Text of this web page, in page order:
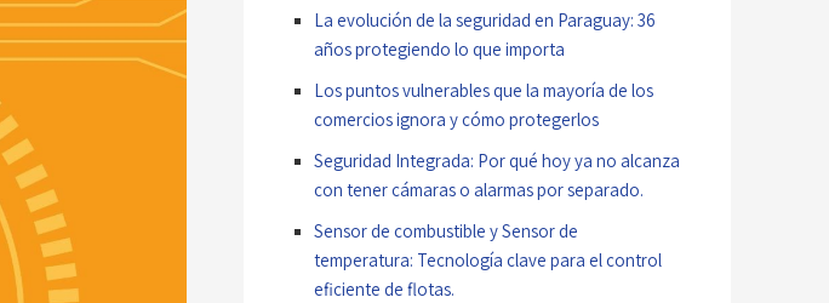
La evolución de la seguridad en Paraguay: 36
años protegiendo lo que importa
Los puntos vulnerables que la mayoría de los
comercios ignora y cómo protegerlos
Seguridad Integrada: Por qué hoy ya no alcanza
con tener cámaras o alarmas por separado.
Sensor de combustible y Sensor de
temperatura: Tecnología clave para el control
eficiente de flotas.